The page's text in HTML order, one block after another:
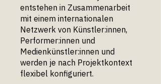
entstehen in Zusammenarbeit
mit einem internationalen
Netzwerk von Künstler:innen,
Performer:innen und
Medienkünstler:innen und
werden je nach Projektkontext
flexibel konfiguriert.